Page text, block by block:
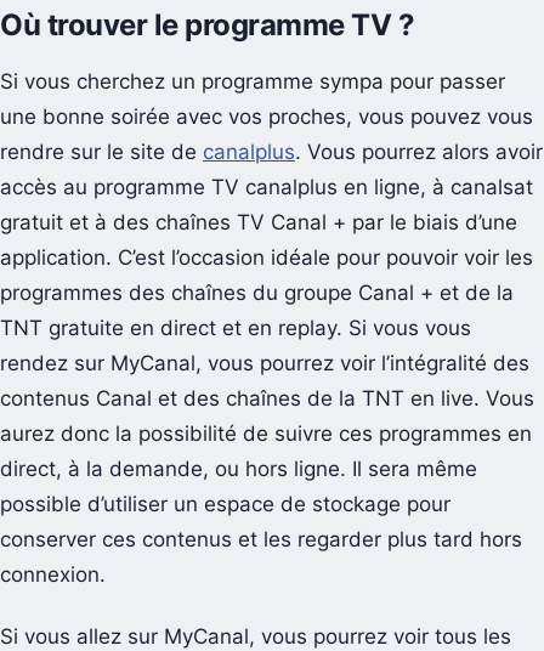
Où trouver le programme TV ?
Si vous cherchez un programme sympa pour passer
une bonne soirée avec vos proches, vous pouvez vous
rendre sur le site de canalplus. Vous pourrez alors avoir
accès au programme TV canalplus en ligne, à canalsat
gratuit et à des chaînes TV Canal + par le biais d’une
application. C’est l’occasion idéale pour pouvoir voir les
programmes des chaînes du groupe Canal + et de la
TNT gratuite en direct et en replay. Si vous vous
rendez sur MyCanal, vous pourrez voir l’intégralité des
contenus Canal et des chaînes de la TNT en live. Vous
aurez donc la possibilité de suivre ces programmes en
direct, à la demande, ou hors ligne. Il sera même
possible d’utiliser un espace de stockage pour
conserver ces contenus et les regarder plus tard hors
connexion.
Si vous allez sur MyCanal, vous pourrez voir tous les